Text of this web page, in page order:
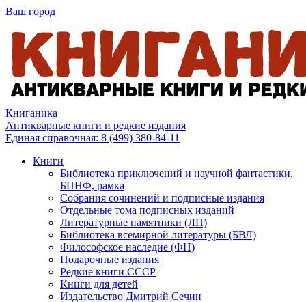
Ваш город
Книганика
Антикварные книги и редкие издания
Единая справочная: 8 (499) 380-84-11
Книги
Библиотека приключений и научной фантастики,
БПНФ, рамка
Собрания сочинений и подписные издания
Отдельные тома подписных изданий
Литературные памятники (ЛП)
Библиотека всемирной литературы (БВЛ)
Философское наследие (ФН)
Подарочные издания
Редкие книги СССР
Книги для детей
Издательство Дмитрий Сечин